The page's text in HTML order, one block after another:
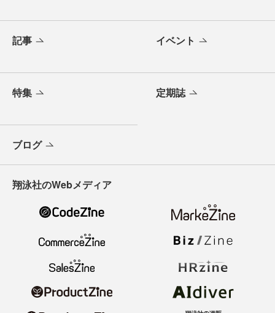
記事 イベント
特集 定期誌
ブログ
翔泳社のWebメディア